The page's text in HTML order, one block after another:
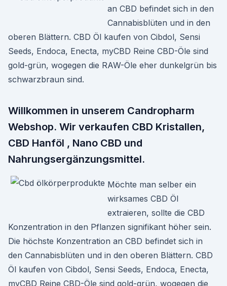
an CBD befindet sich in den
Cannabisblüten und in den
oberen Blättern. CBD Öl kaufen von Cibdol, Sensi
Seeds, Endoca, Enecta, myCBD Reine CBD-Öle sind
gold-grün, wogegen die RAW-Öle eher dunkelgrün bis
schwarzbraun sind.
Willkommen in unserem Candropharm
Webshop. Wir verkaufen CBD Kristallen,
CBD Hanföl , Nano CBD und
Nahrungsergänzungsmittel.
Möchte man selber ein
wirksames CBD Öl
extraieren, sollte die CBD
Konzentration in den Pflanzen signifikant höher sein.
Die höchste Konzentration an CBD befindet sich in
den Cannabisblüten und in den oberen Blättern. CBD
Öl kaufen von Cibdol, Sensi Seeds, Endoca, Enecta,
myCBD Reine CBD-Öle sind gold-grün, wogegen die